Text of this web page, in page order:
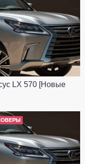
LX 570 [Новые